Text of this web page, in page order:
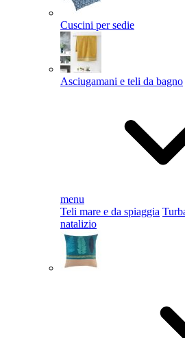
Cuscini per sedie
Asciugamani e teli da bagno
menu
Teli mare e da spiaggia
natalizio